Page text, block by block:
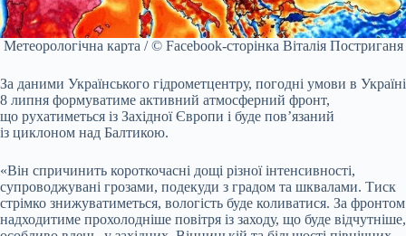
Метеорологічна карта / © Facebook-сторінка Віталія Постриганя
За даними Українського гідрометцентру, погодні умови в Україні
8 липня формуватиме активний атмосферний фронт,
що рухатиметься із Західної Європи і буде пов’язаний
із циклоном над Балтикою.
«Він спричинить короткочасні дощі різної інтенсивності,
супроводжувані грозами, подекуди з градом та шквалами. Тиск
стрімко знижуватиметься, вологість буде коливатися. За фронтом
надходитиме прохолодніше повітря із заходу, що буде відчутніше,